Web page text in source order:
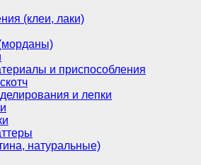
(клеи, лаки)
и приспособления
и лепки
натуральные)